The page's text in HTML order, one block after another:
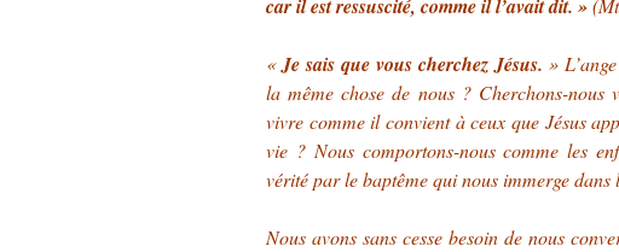
car il est ressuscité, comme il l’avait dit. »
«Je sais que vous cherchez Jésus. »
la même chose de nous ? Cherchons-nous
vivre comme il convient à ceux que Jésus
vie ? Nous comportons-nous comme les
vérité par le baptême qui nous immerge
Nous avons sans cesse besoin de nous